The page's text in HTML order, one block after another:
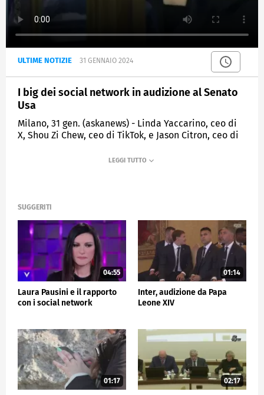
ULTIME NOTIZIE 31 GENNAIO 2024
I big dei social network in audizione al Senato
Usa
Milano, 31 gen. (askanews) - Linda Yaccarino, ceo di
X, Shou Zi Chew, ceo di TikTok, e Jason Citron, ceo di
capi si alcune dei social network più importanti del
sessione intitolata "La grande tecnologia e la crisi
SUGGERITI
04:55
Laura Pausini e il rapporto
con i social network
01:14
Inter, audizione da Papa
Leone XIV
01:17 02:17